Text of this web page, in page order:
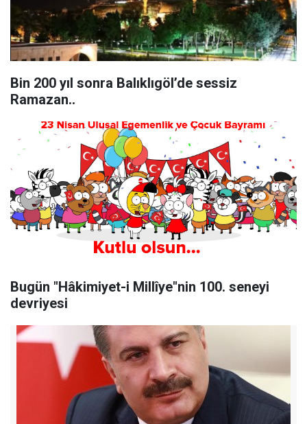
Bin 200 yıl sonra Balıklıgöl’de sessiz
Ramazan..
Bugün "Hâkimiyet-i Millîye"nin 100. seneyi
devriyesi